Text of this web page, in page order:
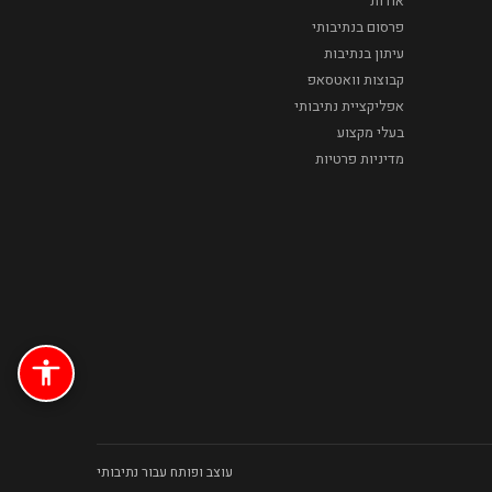
פרסום בנתיבותי
עיתון בנתיבות
קבוצות וואטסאפ
אפליקציית נתיבותי
בעלי מקצוע
מדיניות פרטיות
עוצב ופותח עבור נתיבותי